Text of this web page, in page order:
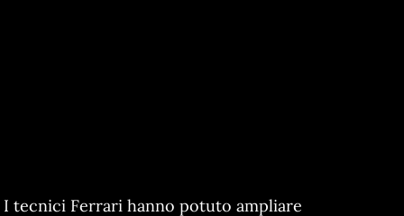
I tecnici Ferrari hanno potuto ampliare